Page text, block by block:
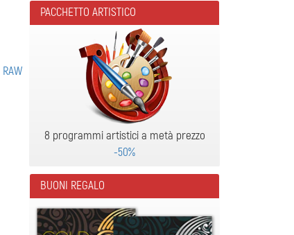
RAW
PACCHETTO ARTISTICO
8 programmi artistici a metà prezzo
-50%
BUONI REGALO